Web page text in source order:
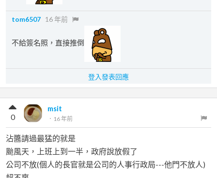
tom6507 16 年前
不給簽名照，直接推倒
登入發表回應
msit
． 16 年前
0
沾醬請過最猛的就是
颱風天，上班上到一半，政府說放假了
公司不放(個人的長官就是公司的人事行政局---他門不放人)